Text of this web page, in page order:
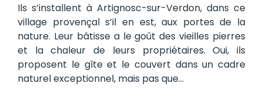
Ils s’installent à Artignosc-sur-Verdon, dans ce
village provençal s’il en est, aux portes de la
nature. Leur bâtisse a le goût des vieilles pierres
et la chaleur de leurs propriétaires. Oui, ils
proposent le gîte et le couvert dans un cadre
naturel exceptionnel, mais pas que…